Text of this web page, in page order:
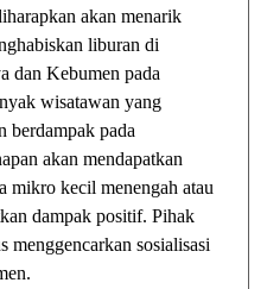
akan menarik
liburan di
dan Kebumen pada
wisatawan yang
berdampak pada
akan mendapatkan
mikro kecil menengah atau
dampak positif. Pihak
menggencarkan sosialisasi